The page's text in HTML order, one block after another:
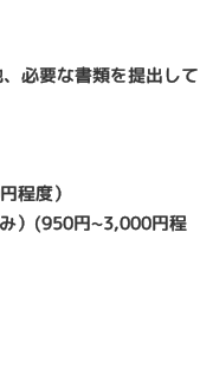
必要な書類を提出して
程度）
）(950円~3,000円程